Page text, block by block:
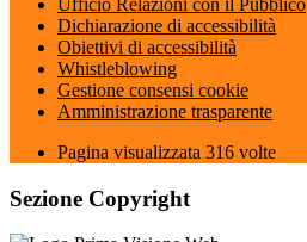
Ufficio Relazioni con il Pubblico
Dichiarazione di accessibilità
Obiettivi di accessibilità
Whistleblowing
Gestione consensi cookie
Amministrazione trasparente
Pagina visualizzata 316 volte
Sezione Copyright